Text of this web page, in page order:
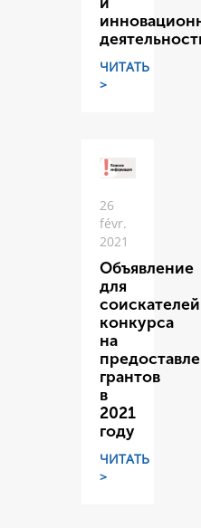
ЧИТАТЬ
>
26
févr.
2021
Объявление
для
соискателей
конкурса
на
грантов
в
2021
году
ЧИТАТЬ
>